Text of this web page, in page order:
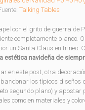
Talking Tables
con el grito de guerra de
completamente blanco.
un Santa Claus en trineo.
estética navideña de
en este post, otra
los típicos diseños
segundo plano) y apostar
como en materiales y